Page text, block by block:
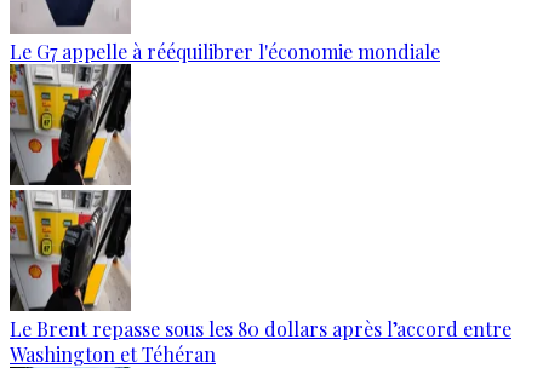
Le G7 appelle à rééquilibrer l'économie mondiale
Le Brent repasse sous les 80 dollars après l’accord entre
Washington et Téhéran